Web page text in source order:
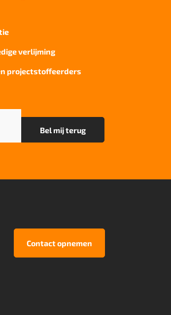
verlijming
projectstoffeerders
Contact opnemen